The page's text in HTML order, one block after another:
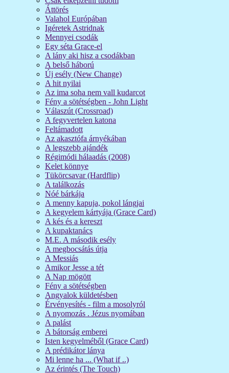
Áttörés
Valahol Európában
Igéretek Astridnak
Mennyei csodák
Egy séta Grace-el
A lány aki hisz a csodákban
A belső háború
Új esély (New Change)
A hit nyilai
Az ima soha nem vall kudarcot
Fény a sötétségben - John Light
Válaszút (Crossroad)
A fegyvertelen katona
Feltámadott
Az akasztófa árnyékában
A legszebb ajándék
Régimódi hálaadás (2008)
Kelet könnye
Tükörcsavar (Hardflip)
A találkozás
Nóé bárkája
A menny kapuja, pokol lángjai
A kegyelem kártyája (Grace Card)
A kés és a kereszt
A kupaktanács
M.E. A második esély
A megbocsátás útja
A Messiás
Amikor Jesse a tét
A Nap mögött
Fény a sötétségben
Angyalok küldetésben
Érvényesítés - film a mosolyról
A nyomozás . Jézus nyomában
A palást
A bátorság emberei
Isten kegyelméből (Grace Card)
A prédikátor lánya
Mi lenne ha ... (What if ..)
Az érintés (The Touch)